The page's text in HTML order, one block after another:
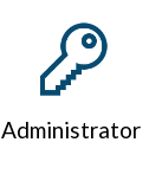
Administrator